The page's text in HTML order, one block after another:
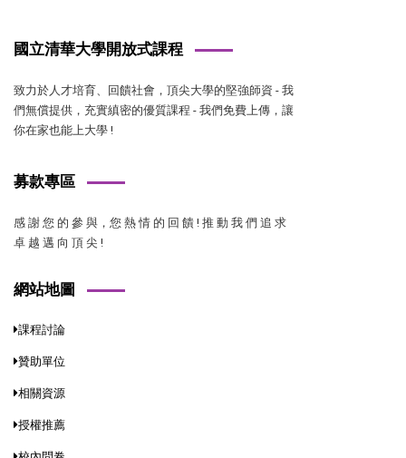
國立清華大學開放式課程
致力於人才培育、回饋社會，頂尖大學的堅強師資 - 我
們無償提供，充實縝密的優質課程 - 我們免費上傳，讓
你在家也能上大學 !
募款專區
感 謝 您 的 參 與，您 熱 情 的 回 饋 ! 推 動 我 們 追 求
卓 越 邁 向 頂 尖 !
網站地圖
課程討論
贊助單位
相關資源
授權推薦